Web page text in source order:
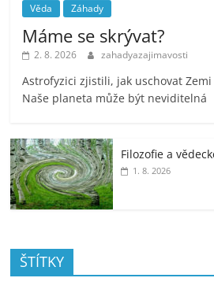
Věda Záhady
Máme se skrývat?
2. 8. 2026 zahadyazajimavosti
Astrofyzici zjistili, jak uschovat
Naše planeta může být neviditelná
Filozofie a
1. 8. 2026
ŠTÍTKY